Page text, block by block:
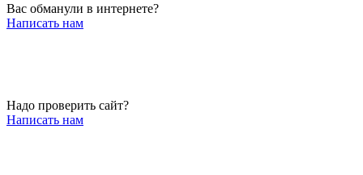
Вас обманули в интернете?
Написать нам
Надо проверить сайт?
Написать нам